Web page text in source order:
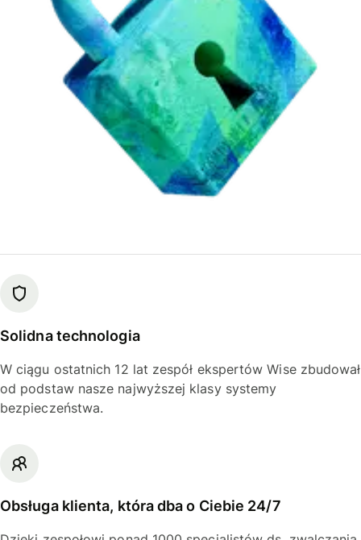
Solidna technologia
W ciągu ostatnich 12 lat zespół ekspertów Wise zbudował
od podstaw nasze najwyższej klasy systemy
bezpieczeństwa.
Obsługa klienta, która dba o Ciebie 24/7